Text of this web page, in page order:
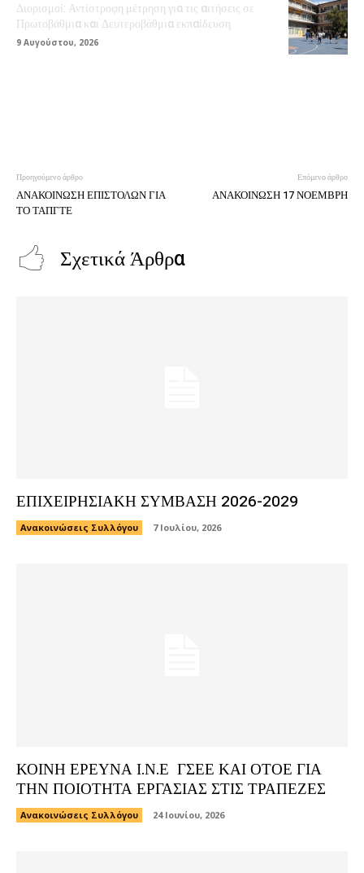
Διορισμοί: Αντίστροφη μέτρηση για τις αιτήσεις σε
Πρωτοβάθμια και Δευτεροβάθμια εκπαίδευση
9 Αυγούστου, 2026
Προηγούμενο άρθρο
ΑΝΑΚΟΙΝΩΣΗ ΕΠΙΣΤΟΛΩΝ ΓΙΑ
ΤΟ ΤΑΠΓΤΕ
Επόμενο άρθρο
ΑΝΑΚΟΙΝΩΣΗ 17 ΝΟΕΜΒΡΗ
Σχετικά Άρθρα
ΕΠΙΧΕΙΡΗΣΙΑΚΗ ΣΥΜΒΑΣΗ 2026-2029
Ανακοινώσεις Συλλόγου 7 Ιουλίου, 2026
ΚΟΙΝΗ ΕΡΕΥΝΑ Ι.Ν.Ε ΓΣΕΕ ΚΑΙ ΟΤΟΕ ΓΙΑ
ΤΗΝ ΠΟΙΟΤΗΤΑ ΕΡΓΑΣΙΑΣ ΣΤΙΣ ΤΡΑΠΕΖΕΣ
Ανακοινώσεις Συλλόγου 24 Ιουνίου, 2026